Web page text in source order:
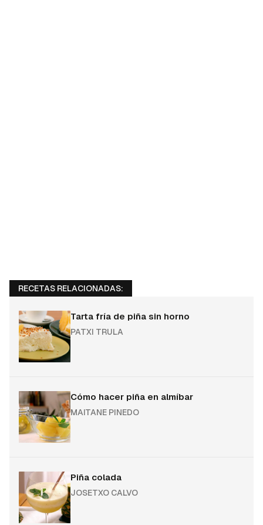
RECETAS RELACIONADAS:
Tarta fría de piña sin horno
PATXI TRULA
Cómo hacer piña en almíbar
MAITANE PINEDO
Piña colada
JOSETXO CALVO